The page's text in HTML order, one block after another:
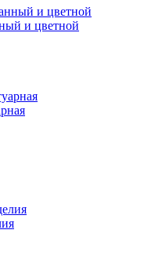
и цветной